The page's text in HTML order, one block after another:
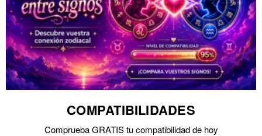
COMPATIBILIDADES
Comprueba GRATIS tu compatibilidad de hoy